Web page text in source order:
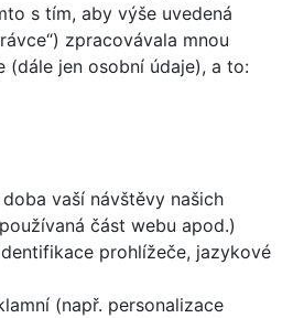
s tím, aby výše uvedená
zpracovávala mnou
(dále jen osobní údaje), a to:
doba vaší návštěvy našich
část webu apod.)
prohlížeče, jazykové
(např. personalizace